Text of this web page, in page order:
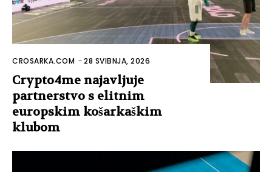
CROSARKA.COM -28 SVIBNJA, 2026
Crypto4me najavljuje
partnerstvo s elitnim
europskim košarkaškim
klubom